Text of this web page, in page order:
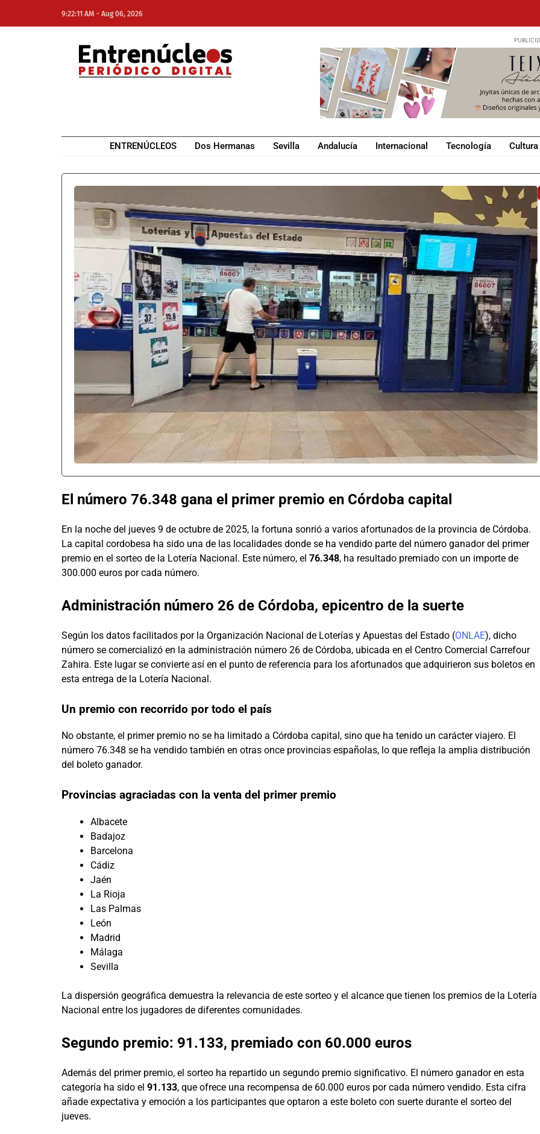
9:22:11 AM - Aug 06, 2026
ENTRENÚCLEOS Dos Hermanas Sevilla Andalucía Internacional Tecnología
El número 76.348 gana el primer premio en Córdoba capital
En la noche del jueves 9 de octubre de 2025, la fortuna sonrió a varios afortunados de la provincia de Córdoba.
La capital cordobesa ha sido una de las localidades donde se ha vendido parte del número ganador del primer
premio en el sorteo de la Lotería Nacional. Este número, el 76.348, ha resultado premiado con un importe de
300.000 euros por cada número.
Administración número 26 de Córdoba, epicentro de la suerte
Según los datos facilitados por la Organización Nacional de Loterías y Apuestas del Estado (ONLAE), dicho
número se comercializó en la administración número 26 de Córdoba, ubicada en el Centro Comercial Carrefour
Zahira. Este lugar se convierte así en el punto de referencia para los afortunados que adquirieron sus boletos en
esta entrega de la Lotería Nacional.
Un premio con recorrido por todo el país
No obstante, el primer premio no se ha limitado a Córdoba capital, sino que ha tenido un carácter viajero. El
número 76.348 se ha vendido también en otras once provincias españolas, lo que refleja la amplia distribución
del boleto ganador.
Provincias agraciadas con la venta del primer premio
Albacete
Badajoz
Barcelona
Cádiz
Jaén
La Rioja
Las Palmas
León
Madrid
Málaga
Sevilla
La dispersión geográfica demuestra la relevancia de este sorteo y el alcance que tienen los premios de la Lotería
Nacional entre los jugadores de diferentes comunidades.
Segundo premio: 91.133, premiado con 60.000 euros
Además del primer premio, el sorteo ha repartido un segundo premio significativo. El número ganador en esta
categoría ha sido el 91.133, que ofrece una recompensa de 60.000 euros por cada número vendido. Esta cifra
añade expectativa y emoción a los participantes que optaron a este boleto con suerte durante el sorteo del
jueves.